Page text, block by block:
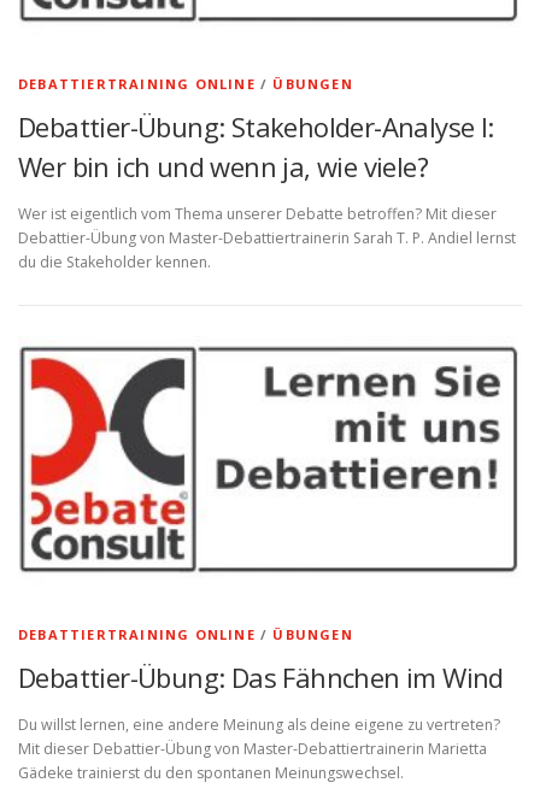
DEBATTIERTRAINING ONLINE / ÜBUNGEN
Debattier-Übung: Stakeholder-Analyse I:
Wer bin ich und wenn ja, wie viele?
Wer ist eigentlich vom Thema unserer Debatte betroffen? Mit dieser
Debattier-Übung von Master-Debattiertrainerin Sarah T. P. Andiel lernst
du die Stakeholder kennen.
DEBATTIERTRAINING ONLINE / ÜBUNGEN
Debattier-Übung: Das Fähnchen im Wind
Du willst lernen, eine andere Meinung als deine eigene zu vertreten?
Mit dieser Debattier-Übung von Master-Debattiertrainerin Marietta
Gädeke trainierst du den spontanen Meinungswechsel.